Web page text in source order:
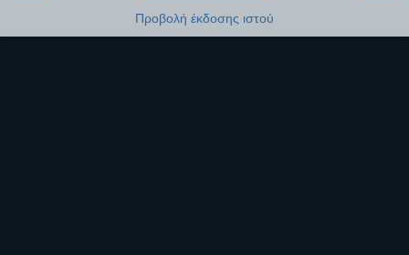
Προβολή έκδοσης ιστού